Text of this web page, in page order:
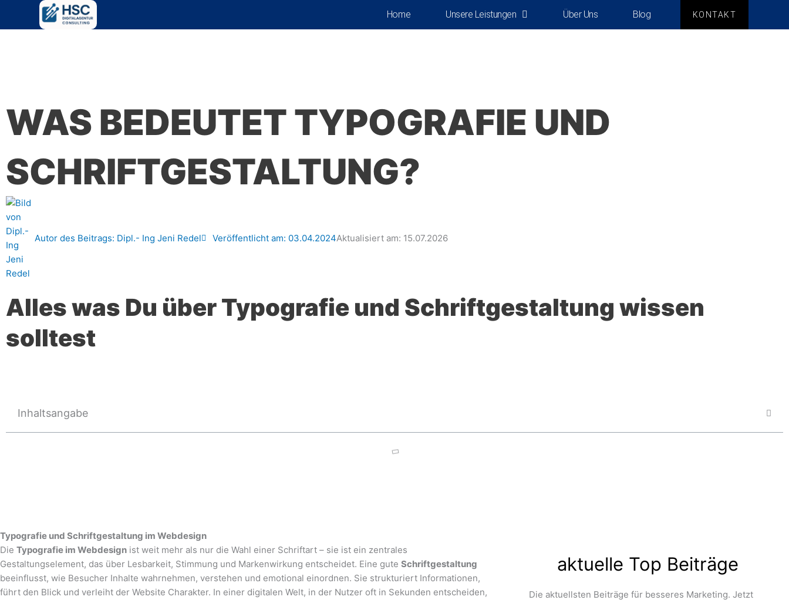
Home Unsere Leistungen Über Uns Blog KONTAKT
WAS BEDEUTET TYPOGRAFIE UND
SCHRIFTGESTALTUNG?
Autor des Beitrags: Dipl.- Ing Jeni Redel Veröffentlicht am: 03.04.2024Aktualisiert am: 15.07.2026
Alles was Du über Typografie und Schriftgestaltung wissen
solltest
Inhaltsangabe
Typografie und Schriftgestaltung im Webdesign
Die Typografie im Webdesign ist weit mehr als nur die Wahl einer Schriftart – sie ist ein zentrales
Gestaltungselement, das über Lesbarkeit, Stimmung und Markenwirkung entscheidet. Eine gute Schriftgestaltung
beeinflusst, wie Besucher Inhalte wahrnehmen, verstehen und emotional einordnen. Sie strukturiert Informationen,
führt den Blick und verleiht der Website Charakter. In einer digitalen Welt, in der Nutzer oft in Sekunden entscheiden,
aktuelle Top Beiträge
Die aktuellsten Beiträge für besseres Marketing. Jetzt